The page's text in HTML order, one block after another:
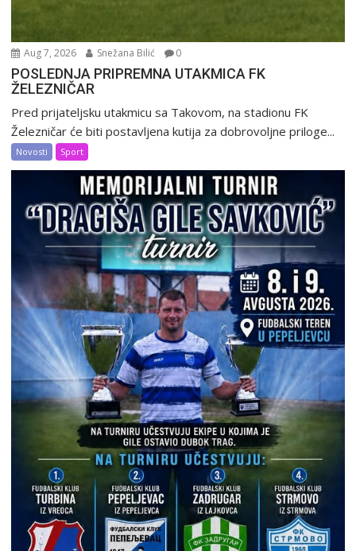
Aug 7, 2026 Snežana Bilić 0
POSLEDNJA PRIPREMNA UTAKMICA FK
ŽELEZNIČAR
Pred prijateljsku utakmicu sa Takovom, na stadionu FK
Železničar će biti postavljena kutija za dobrovoljne priloge...
Novosti Sport